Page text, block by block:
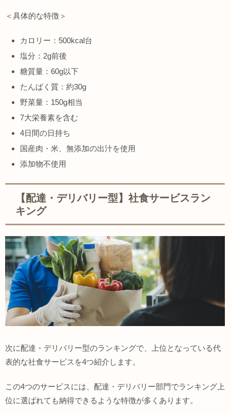
＜具体的な特徴＞
カロリー：500kcal台
塩分：2g前後
糖質量：60g以下
たんぱく質：約30g
野菜量：150g相当
7大栄養素を含む
4日間の日持ち
国産肉・米、無添加の出汁を使用
添加物不使用
【配達・デリバリー型】社食サービスラン
キング
次に配達・デリバリー型のランキングで、上位となっている代
表的な社食サービスを4つ紹介します。
この4つのサービスには、配達・デリバリー部門でランキング上
位に選ばれても納得できるような特徴が多くあります。